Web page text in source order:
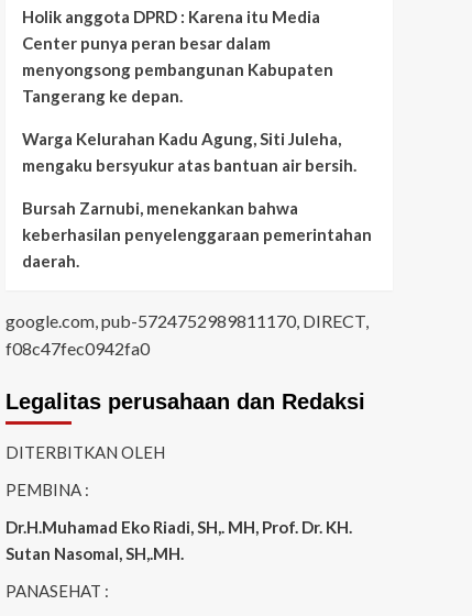
Holik anggota DPRD : Karena itu Media
Center punya peran besar dalam
menyongsong pembangunan Kabupaten
Tangerang ke depan.
Warga Kelurahan Kadu Agung, Siti Juleha,
mengaku bersyukur atas bantuan air bersih.
Bursah Zarnubi, menekankan bahwa
keberhasilan penyelenggaraan pemerintahan
daerah.
google.com, pub-5724752989811170, DIRECT,
f08c47fec0942fa0
Legalitas perusahaan dan Redaksi
DITERBITKAN OLEH
PEMBINA :
Dr.H.Muhamad Eko Riadi , SH,. MH , Prof. Dr. KH.
Sutan Nasomal, SH,.MH.
PANASEHAT :